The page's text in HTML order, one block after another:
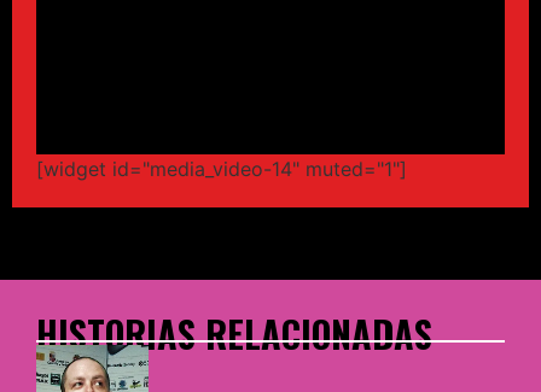
[widget id="media_video-14" muted="1"]
HISTORIAS RELACIONADAS